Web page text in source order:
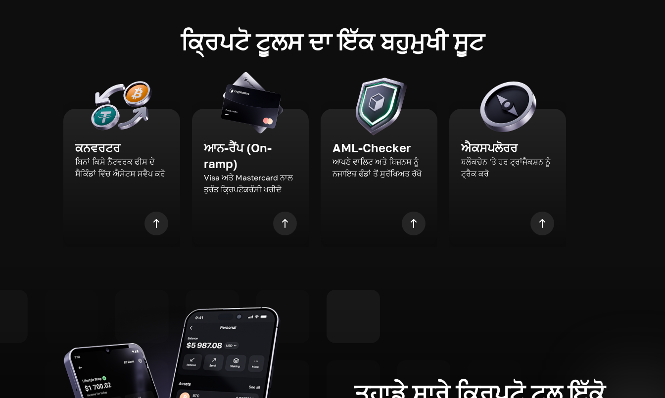
ਕ੍ਰਿਪਟੋ ਟੂਲਸ ਦਾ ਇੱਕ ਬਹੁਮੁਖੀ ਸੂਟ
ਕਨਵਰਟਰ
ਬਿਨਾਂ ਕਿਸੇ ਨੈੱਟਵਰਕ ਫੀਸ ਦੇ
ਸੈਕਿੰਡਾਂ ਵਿੱਚ ਐਸੇਟਸ ਸਵੈਪ ਕਰੋ
ਆਨ-ਰੈਂਪ (On-
ramp)
Visa ਅਤੇ Mastercard ਨਾਲ
ਤੁਰੰਤ ਕ੍ਰਿਪਟੋਕਰੰਸੀ ਖਰੀਦੋ
AML-Checker
ਆਪਣੇ ਵਾਲਿਟ ਅਤੇ ਬਿਜ਼ਨਸ ਨੂੰ
ਨਜਾਇਜ਼ ਫੰਡਾਂ ਤੋਂ ਸੁਰੱਖਿਅਤ ਰੱਖੋ
ਐਕਸਪਲੋਰਰ
ਬਲੌਕਚੇਨ 'ਤੇ ਹਰ ਟ੍ਰਾਂਜੈਕਸ਼ਨ ਨੂੰ
ਟ੍ਰੈਕ ਕਰੋ